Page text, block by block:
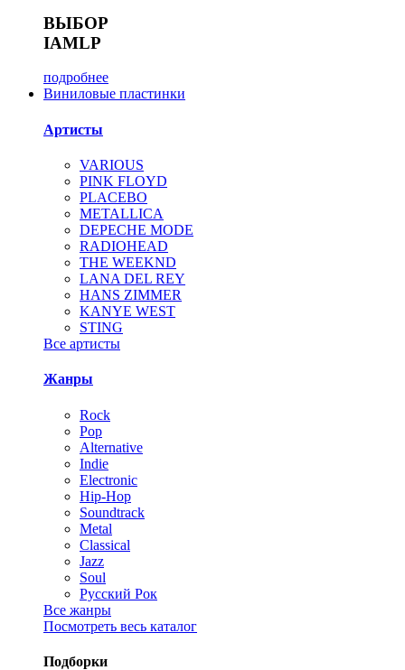
ВЫБОР
IAMLP
подробнее
Виниловые пластинки
Артисты
VARIOUS
PINK FLOYD
PLACEBO
METALLICA
DEPECHE MODE
RADIOHEAD
THE WEEKND
LANA DEL REY
HANS ZIMMER
KANYE WEST
STING
Все артисты
Жанры
Rock
Pop
Alternative
Indie
Electronic
Hip-Hop
Soundtrack
Metal
Classical
Jazz
Soul
Русский Рок
Все жанры
Посмотреть весь каталог
Подборки